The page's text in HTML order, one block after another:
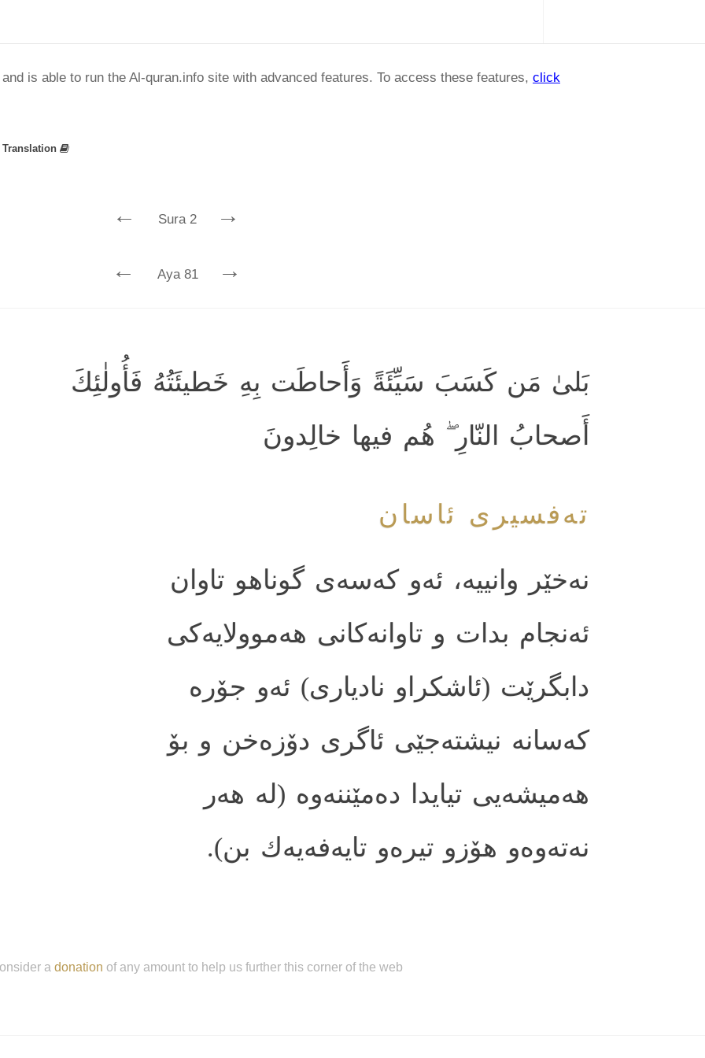
is able to run the Al-quran.info site with advanced features. To access these features, click
Translation
← Sura 2 →
← Aya 81 →
بَلىٰ مَن كَسَبَ سَيِّئَةً وَأَحاطَت بِهِ خَطيئَتُهُ فَأُولٰئِكَ
أَصحابُ النّارِ ۖ هُم فيها خالِدونَ
ته‌فسیری ئاسان
نه‌خێر وانییه‌، ئه‌و كه‌سه‌ی گوناهو تاوان
ئه‌نجام بدات و تاوانه‌كانی هه‌موولایه‌كی
دابگرێت (ئاشكراو نادیاری) ئه‌و جۆره
كه‌سانه نیشته‌جێی ئاگری دۆزه‌خن و بۆ
هه‌میشه‌یی تیایدا ده‌مێننه‌وه (له هه‌ر
نه‌ته‌وه‌و هۆزو تیره‌و تایه‌فه‌یه‌ك بن).
a donation of any amount to help us further this corner of the web